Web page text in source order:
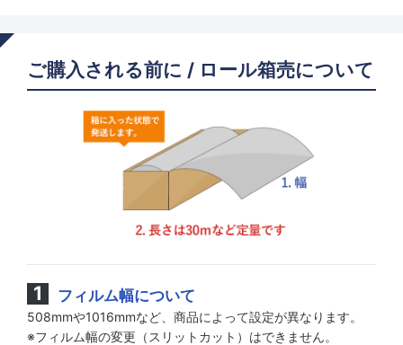
ご購入される前に / ロール箱売について
フィルム幅について
508mmや1016mmなど、商品によって設定が異なります。
※フィルム幅の変更（スリットカット）はできません。